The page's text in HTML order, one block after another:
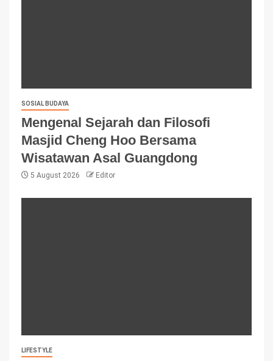
SOSIAL BUDAYA
Mengenal Sejarah dan Filosofi
Masjid Cheng Hoo Bersama
Wisatawan Asal Guangdong
5 August 2026 Editor
LIFESTYLE